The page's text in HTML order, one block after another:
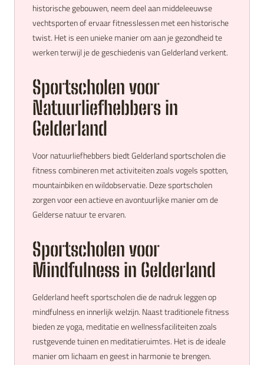
historische gebouwen, neem deel aan middeleeuwse
vechtsporten of ervaar fitnesslessen met een historische
twist. Het is een unieke manier om aan je gezondheid te
werken terwijl je de geschiedenis van Gelderland verkent.
Sportscholen voor
Natuurliefhebbers in
Gelderland
Voor natuurliefhebbers biedt Gelderland sportscholen die
fitness combineren met activiteiten zoals vogels spotten,
mountainbiken en wildobservatie. Deze sportscholen
zorgen voor een actieve en avontuurlijke manier om de
Gelderse natuur te ervaren.
Sportscholen voor
Mindfulness in Gelderland
Gelderland heeft sportscholen die de nadruk leggen op
mindfulness en innerlijk welzijn. Naast traditionele fitness
bieden ze yoga, meditatie en wellnessfaciliteiten zoals
rustgevende tuinen en meditatieruimtes. Het is de ideale
manier om lichaam en geest in harmonie te brengen.